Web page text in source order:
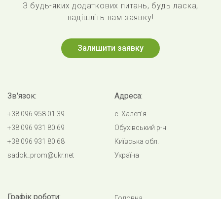
З будь-яких додаткових питань, будь ласка,
надішліть нам заявку!
Залишити заявку
Зв'язок:
+38 096 958 01 39
+38 096 931 80 69
+38 096 931 80 68
sadok_prom@ukr.net
Адреса:
с. Халеп'я
Обухівський р-н
Київська обл.
Україна
Графік роботи: